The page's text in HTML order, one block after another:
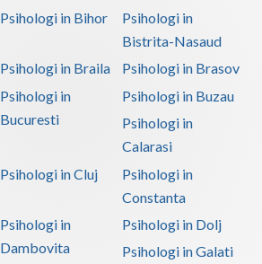
Psihologi in Bihor
Psihologi in
Bistrita-Nasaud
Psihologi in Braila
Psihologi in Brasov
Psihologi in
Bucuresti
Psihologi in Buzau
Psihologi in
Calarasi
Psihologi in Cluj
Psihologi in
Constanta
Psihologi in
Dambovita
Psihologi in Dolj
Psihologi in Galati